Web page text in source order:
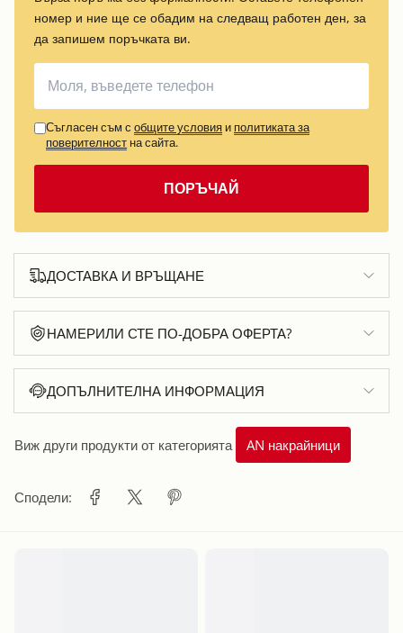
номер и ние ще се обадим на следващ работен ден, за
да запишем поръчката ви.
Съгласен съм с общите условия и политиката за
поверителност на сайта.
ПОРЪЧАЙ
ДОСТАВКА И ВРЪЩАНЕ
НАМЕРИЛИ СТЕ ПО-ДОБРА ОФЕРТА?
ДОПЪЛНИТЕЛНА ИНФОРМАЦИЯ
Виж други продукти от категорията AN накрайници
Сподели: